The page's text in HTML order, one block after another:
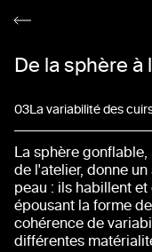
De la sphère à
03La variabilité des
La sphère
de l'atelier, donne
peau : ils habillent
épousant la forme
cohérence de
différentes